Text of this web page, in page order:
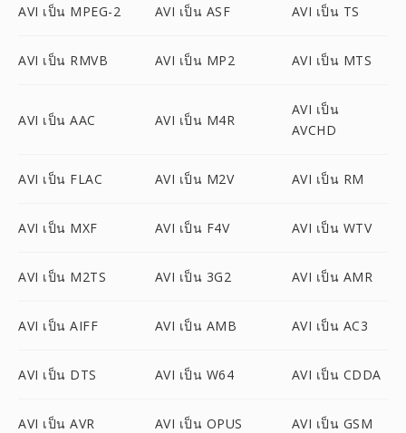
AVI เป็น MPEG-2 AVI เป็น ASF AVI เป็น TS
AVI เป็น RMVB AVI เป็น MP2 AVI เป็น MTS
AVI เป็น AAC AVI เป็น M4R
AVI เป็น
AVCHD
AVI เป็น FLAC AVI เป็น M2V AVI เป็น RM
AVI เป็น MXF AVI เป็น F4V AVI เป็น WTV
AVI เป็น M2TS AVI เป็น 3G2 AVI เป็น AMR
AVI เป็น AIFF AVI เป็น AMB AVI เป็น AC3
AVI เป็น DTS AVI เป็น W64 AVI เป็น CDDA
AVI เป็น AVR AVI เป็น OPUS AVI เป็น GSM